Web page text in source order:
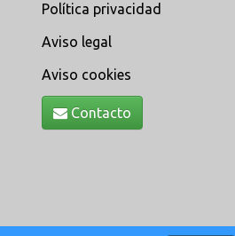
Política privacidad
Aviso legal
Aviso cookies
Contacto